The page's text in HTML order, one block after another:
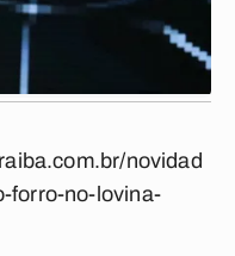
novidad
forro-no-lovina-